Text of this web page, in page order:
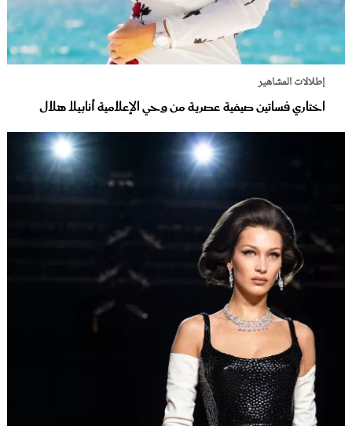
إطلالات المشاهير
اختاري فساتين صيفية عصرية من وحي الإعلامية أنابيلا هلال